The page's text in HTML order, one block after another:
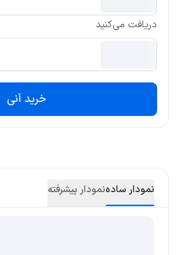
نمودار سادهنمودار پیشرفته
دریافت می‌کنید
خرید آنی